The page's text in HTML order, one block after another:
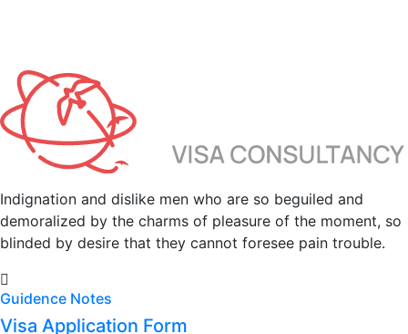
Indignation and dislike men who are so beguiled and
demoralized by the charms of pleasure of the moment, so
blinded by desire that they cannot foresee pain trouble.
Guidence Notes
Visa Application Form